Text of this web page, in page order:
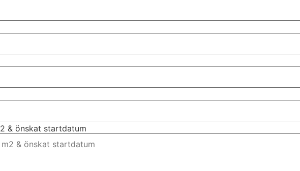
& önskat startdatum